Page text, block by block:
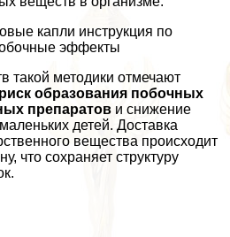
капли инструкция по
эффекты
такой методики отмечают
образования побочных
препаратов и снижение
детей. Доставка
вещества происходит
что сохраняет структуру